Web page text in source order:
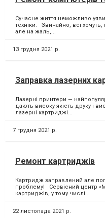
Сучасне життя неможливо
техніки. Звичайно, всі
але на жаль,...
13 грудня 2021 р.
Заправка лазерних
Лазерні принтери —
дають високу якість друку і
лазерні картриджі...
7 грудня 2021 р.
Ремонт картриджів
Картридж заправлений але
проблему! Сервісний центр
картриджів, у тому числі...
22 листопада 2021 р.